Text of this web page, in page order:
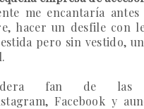
me encantaría
hacer un desfile con
pero sin vestido,
fan de las
Facebook y